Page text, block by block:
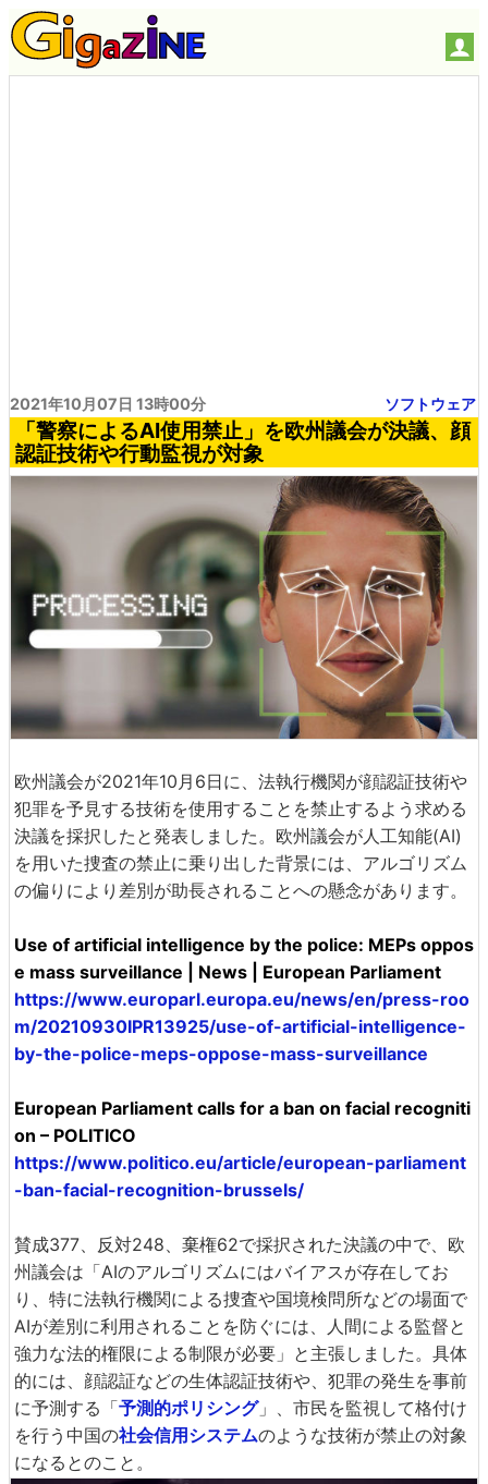
2021年10月07日 13時00分 ソフトウェア
「警察によるAI使用禁止」を欧州議会が決議、顔
認証技術や行動監視が対象
欧州議会が2021年10月6日に、法執行機関が顔認証技術や
犯罪を予見する技術を使用することを禁止するよう求める
決議を採択したと発表しました。欧州議会が人工知能(AI)
を用いた捜査の禁止に乗り出した背景には、アルゴリズム
の偏りにより差別が助長されることへの懸念があります。
Use of artificial intelligence by the police: MEPs oppos
e mass surveillance | News | European Parliament
https://www.europarl.europa.eu/news/en/press-roo
m/20210930IPR13925/use-of-artificial-intelligence-
by-the-police-meps-oppose-mass-surveillance
European Parliament calls for a ban on facial recogniti
on – POLITICO
https://www.politico.eu/article/european-parliament
-ban-facial-recognition-brussels/
賛成377、反対248、棄権62で採択された決議の中で、欧
州議会は「AIのアルゴリズムにはバイアスが存在してお
り、特に法執行機関による捜査や国境検問所などの場面で
AIが差別に利用されることを防ぐには、人間による監督と
強力な法的権限による制限が必要」と主張しました。具体
的には、顔認証などの生体認証技術や、犯罪の発生を事前
に予測する「予測的ポリシング」、市民を監視して格付け
を行う中国の社会信用システムのような技術が禁止の対象
になるとのこと。